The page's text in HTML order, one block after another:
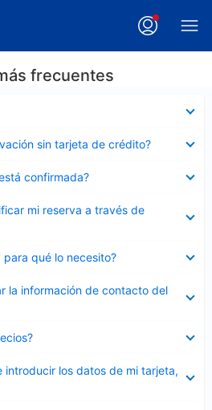
frecuentes
sin tarjeta de crédito?
confirmada?
mi reserva a través de
para qué lo necesito?
la información de contacto del
introducir los datos de mi tarjeta,